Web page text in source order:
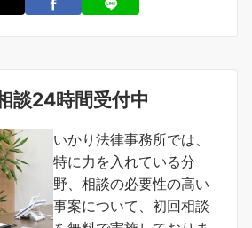
談24時間受付中
いかり法律事務所では、
特に力を入れている分
野、相談の必要性の高い
事案について、初回相談